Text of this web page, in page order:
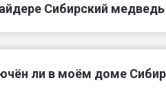
Сибирский
ли в моём доме